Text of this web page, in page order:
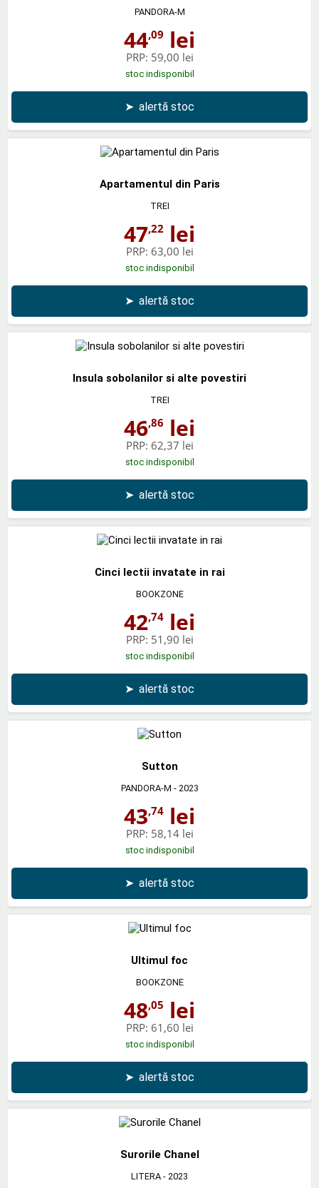
PANDORA-M
44,09 lei
PRP: 59,00 lei
stoc indisponibil
➤ alertă stoc
Apartamentul din Paris
TREI
47,22 lei
PRP: 63,00 lei
stoc indisponibil
➤ alertă stoc
Insula sobolanilor si alte povestiri
TREI
46,86 lei
PRP: 62,37 lei
stoc indisponibil
➤ alertă stoc
Cinci lectii invatate in rai
BOOKZONE
42,74 lei
PRP: 51,90 lei
stoc indisponibil
➤ alertă stoc
Sutton
PANDORA-M - 2023
43,74 lei
PRP: 58,14 lei
stoc indisponibil
➤ alertă stoc
Ultimul foc
BOOKZONE
48,05 lei
PRP: 61,60 lei
stoc indisponibil
➤ alertă stoc
Surorile Chanel
LITERA - 2023